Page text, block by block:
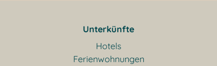
Unterkünfte
Hotels
Ferienwohnungen